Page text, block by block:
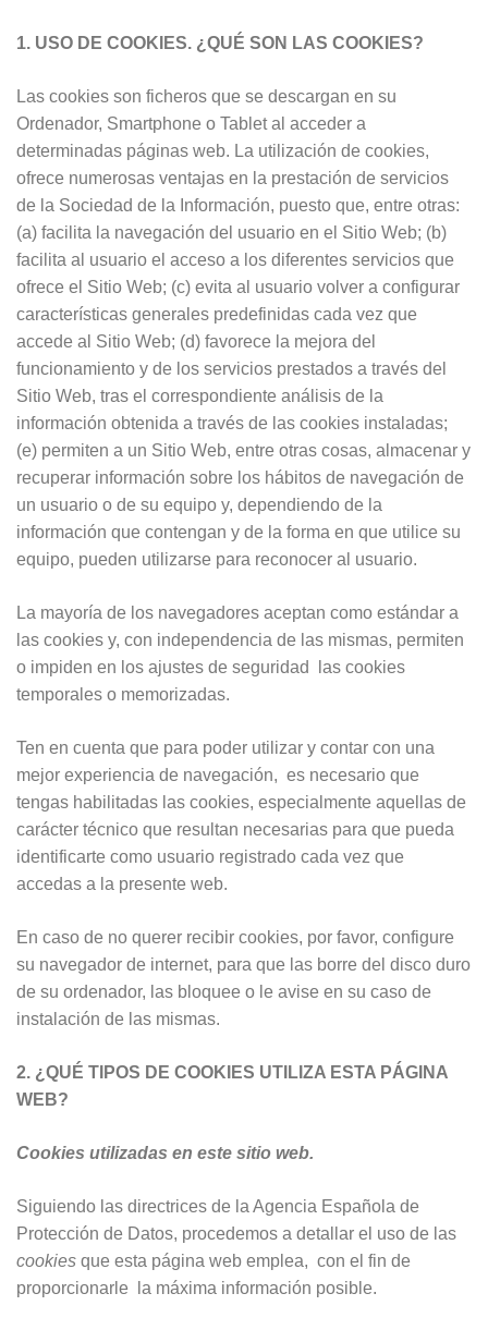
1. USO DE COOKIES. ¿QUÉ SON LAS COOKIES?
Las cookies son ficheros que se descargan en su
Ordenador, Smartphone o Tablet al acceder a
determinadas páginas web. La utilización de cookies,
ofrece numerosas ventajas en la prestación de servicios
de la Sociedad de la Información, puesto que, entre otras:
(a) facilita la navegación del usuario en el Sitio Web; (b)
facilita al usuario el acceso a los diferentes servicios que
ofrece el Sitio Web; (c) evita al usuario volver a configurar
características generales predefinidas cada vez que
accede al Sitio Web; (d) favorece la mejora del
funcionamiento y de los servicios prestados a través del
Sitio Web, tras el correspondiente análisis de la
información obtenida a través de las cookies instaladas;
(e) permiten a un Sitio Web, entre otras cosas, almacenar y
recuperar información sobre los hábitos de navegación de
un usuario o de su equipo y, dependiendo de la
información que contengan y de la forma en que utilice su
equipo, pueden utilizarse para reconocer al usuario.
La mayoría de los navegadores aceptan como estándar a
las cookies y, con independencia de las mismas, permiten
o impiden en los ajustes de seguridad las cookies
temporales o memorizadas.
Ten en cuenta que para poder utilizar y contar con una
mejor experiencia de navegación, es necesario que
tengas habilitadas las cookies, especialmente aquellas de
carácter técnico que resultan necesarias para que pueda
identificarte como usuario registrado cada vez que
accedas a la presente web.
En caso de no querer recibir cookies, por favor, configure
su navegador de internet, para que las borre del disco duro
de su ordenador, las bloquee o le avise en su caso de
instalación de las mismas.
2. ¿QUÉ TIPOS DE COOKIES UTILIZA ESTA PÁGINA
WEB?
Cookies utilizadas en este sitio web.
Siguiendo las directrices de la Agencia Española de
Protección de Datos, procedemos a detallar el uso de las
cookies que esta página web emplea, con el fin de
proporcionarle la máxima información posible.